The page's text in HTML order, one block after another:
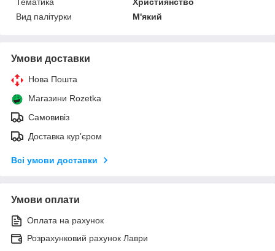
Вид палітурки
М'який
Умови доставки
Нова Пошта
Магазини Rozetka
Самовивіз
Доставка кур'єром
Всі умови доставки
Умови оплати
Оплата на рахунок
Розрахунковий рахунок Лаври